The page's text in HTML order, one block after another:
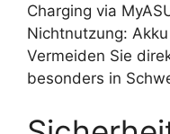
Charging via
Nichtnutzung:
Vermeiden Sie
besonders in